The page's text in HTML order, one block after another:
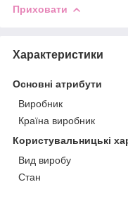
Приховати
Характеристики
Основні атрибути
Виробник
Країна виробник
Користувальницькі
Вид виробу
Стан